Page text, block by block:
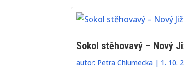
Sokol stěhovavý – Nový
autor: Petra Chlumecka| 1. 10.